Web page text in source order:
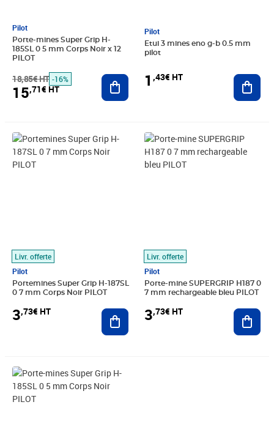
Pilot
Porte-mines Super Grip H-
185SL 0 5 mm Corps Noir x 12
PILOT
18,85€ HT -16%
15,71€ HT
Ajouter au panier
Pilot
Etui 3 mines eno g-b 0.5 mm
pilot
1 ,43€ HT
Livr. offerte
Pilot
Portemines Super Grip H-187SL
0 7 mm Corps Noir PILOT
3,73€ HT
Prix 3,73€ HT
Ajouter au panier
Livr. offerte
Pilot
Porte-mine SUPERGRIP H187 0
7 mm rechargeable bleu PILOT
3,73€ HT
Prix 3,73€ HT
Prix 3,73€ HT